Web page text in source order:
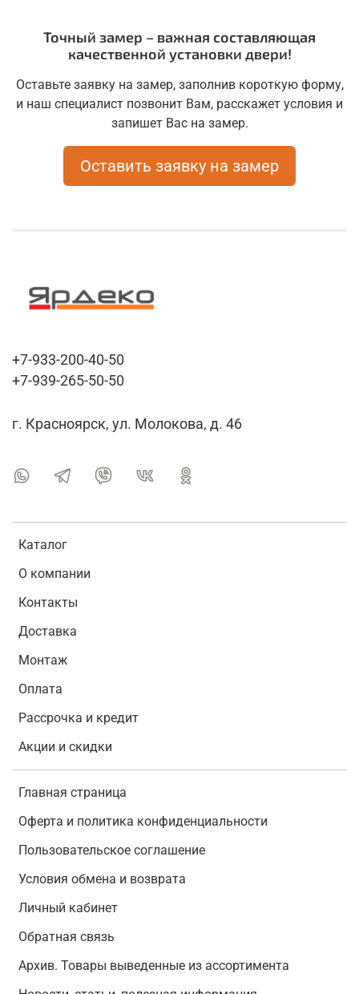
Точный замер – важная составляющая
качественной установки двери!
Оставьте заявку на замер, заполнив короткую форму,
и наш специалист позвонит Вам, расскажет условия и
запишет Вас на замер.
Оставить заявку на замер
Каталог
О компании
Контакты
Доставка
Монтаж
Оплата
Рассрочка и кредит
Акции и скидки
Главная страница
Оферта и политика конфиденциальности
Пользовательское соглашение
Условия обмена и возврата
Личный кабинет
Обратная связь
Архив. Товары выведенные из ассортимента
+7-933-200-40-50
+7-939-265-50-50
г. Красноярск, ул. Молокова, д. 46